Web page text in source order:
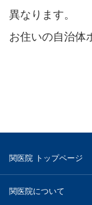
異なります。
お住いの自治体
関医院 トップページ
関医院について
急性喉頭蓋炎
睡眠時無呼吸症候群
鼻骨骨折